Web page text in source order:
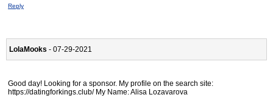
Reply
LolaMooks - 07-29-2021
Good day! Looking for a sponsor. My profile on the search site:
https://datingforkings.club/ My Name: Alisa Lozavarova